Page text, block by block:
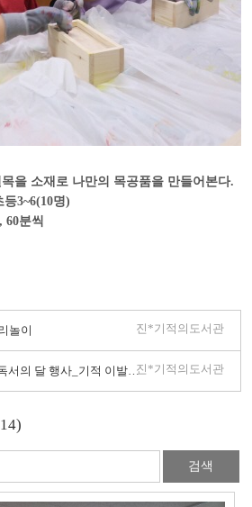
을 소재로 나만의 목공품을 만들어본다.
3~6(10명)
60분씩
놀이 진*기적의도서관
2022.9.독서의 달 행사_기적 이발소 외진*기적의도서관
검색